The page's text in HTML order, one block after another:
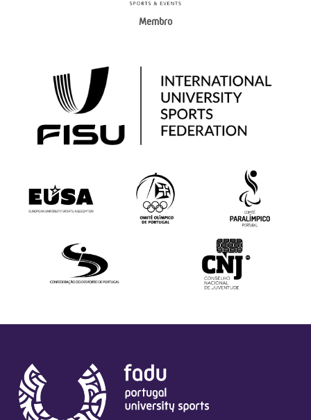
Membro